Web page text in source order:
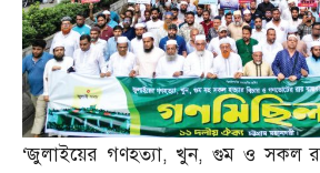
‘জুলাইয়ের গণহত্যা,খুন,গুম ও সকল